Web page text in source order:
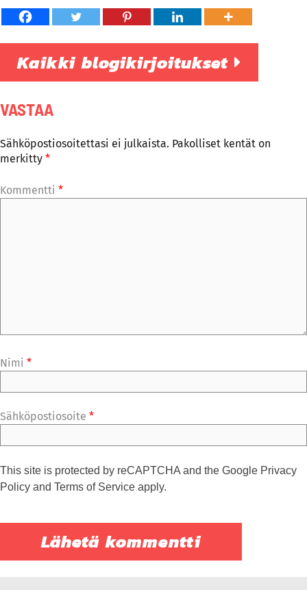
Kaikki blogikirjoitukset
VASTAA
Sähköpostiosoitettasi ei julkaista. Pakolliset kentät on
merkitty *
Kommentti *
Nimi *
Sähköpostiosoite *
This site is protected by reCAPTCHA and the Google Privacy
Policy and Terms of Service apply.